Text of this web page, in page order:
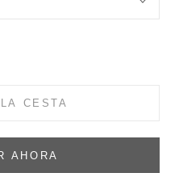
CESTA
AHORA